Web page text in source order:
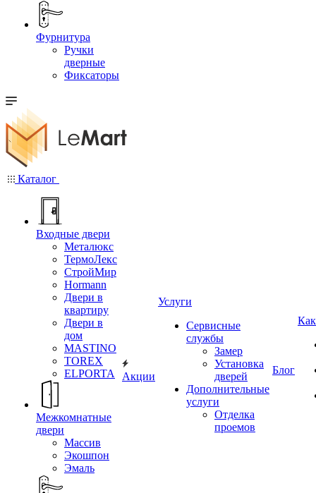
Фурнитура
Ручки
дверные
Фиксаторы
Каталог
Входные двери
Металюкс
ТермоЛекс
СтройМир
Hormann
Двери в
квартиру
Двери в
дом
MASTINO
TOREX
ELPORTA
Межкомнатные
двери
Массив
Экошпон
Эмаль
Акции
Услуги
Сервисные
службы
Замер
Установка
дверей
Дополнительные
услуги
Отделка
проемов
Блог